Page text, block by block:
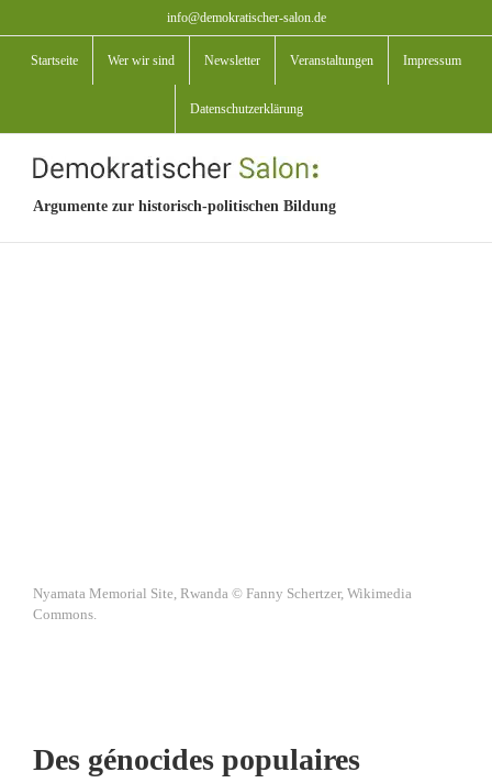
Inhalt
springen
info@demokratischer-salon.de
Startseite Wer wir sind Newsletter Veranstaltungen Impressum
Datenschutzerklärung
Argumente zur historisch-politischen Bildung
Nyamata Memorial Site, Rwanda © Fanny Schertzer, Wikimedia
Commons.
Des génocides populaires